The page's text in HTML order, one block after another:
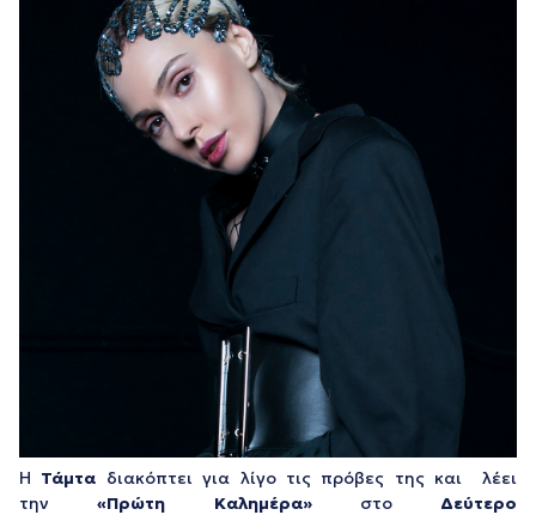
Η Τάμτα διακόπτει για λίγο τις πρόβες της και λέει
την«Πρώτη Καλημέρα»στο Δεύτερο